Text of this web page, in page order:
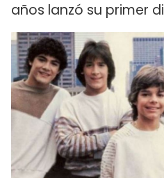
años lanzó su primer